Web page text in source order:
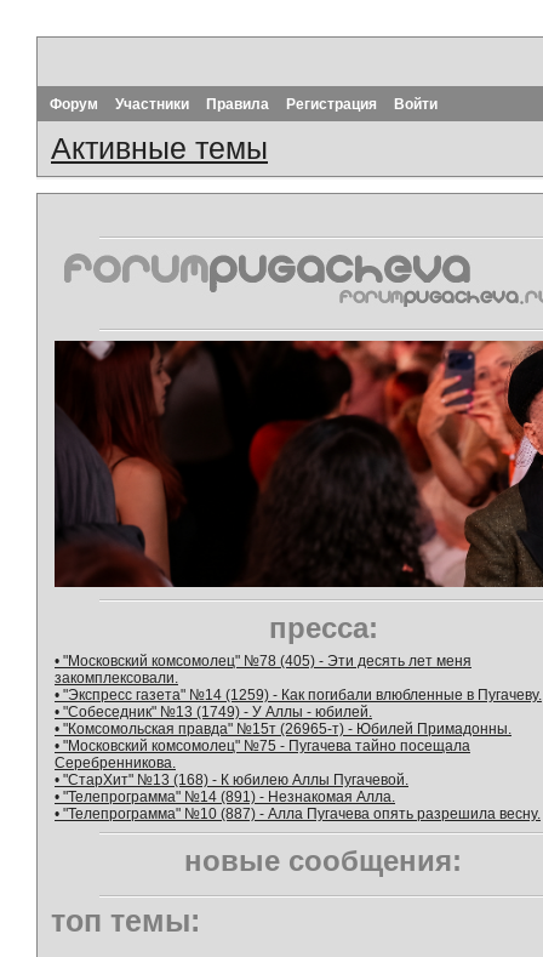
Форум Участники Правила Регистрация Войти
Активные темы
пресса:
• "Московский комсомолец" №78 (405) - Эти десять лет меня
закомплексовали.
• "Экспресс газета" №14 (1259) - Как погибали влюбленные в Пугачеву.
• "Собеседник" №13 (1749) - У Аллы - юбилей.
• "Комсомольская правда" №15т (26965-т) - Юбилей Примадонны.
• "Московский комсомолец" №75 - Пугачева тайно посещала
Серебренникова.
• "СтарХит" №13 (168) - К юбилею Аллы Пугачевой.
• "Телепрограмма" №14 (891) - Незнакомая Алла.
• "Телепрограмма" №10 (887) - Алла Пугачева опять разрешила весну.
новые сообщения:
топ темы: